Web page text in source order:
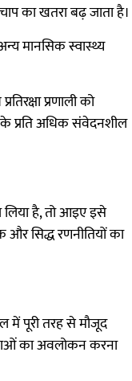
का खतरा बढ़ जाता है।
मानसिक स्वास्थ्य
प्रणाली को
प्रति अधिक संवेदनशील
है, तो आइए इसे
और सिद्ध रणनीतियों का
पूरी तरह से मौजूद
का अवलोकन करना